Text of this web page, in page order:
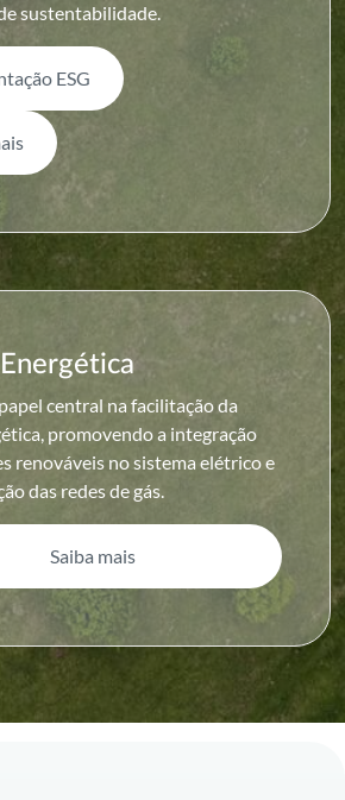
sustentabilidade.
ESG
central na facilitação da
promovendo a integração
renováveis no sistema elétrico e
das redes de gás.
Saiba mais